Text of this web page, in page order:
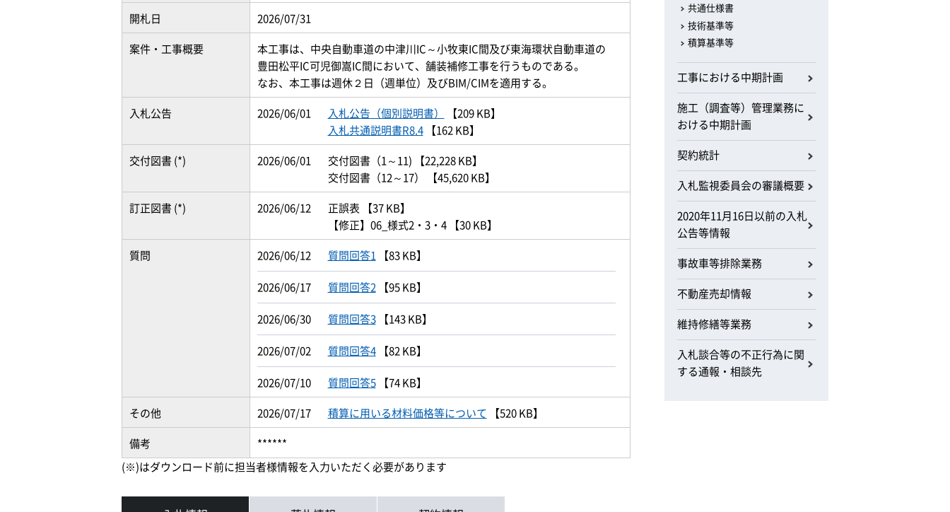
開札日
2026/07/31
案件・工事概要
本工事は、中央自動車道の中津川IC～小牧東IC間及び東海環状自動車道の
豊田松平IC可児御嵩IC間において、舗装補修工事を行うものである。
なお、本工事は週休２日（週単位）及びBIM/CIMを適用する。
入札公告
2026/06/01 入札公告（個別説明書）
【209 KB】
入札共通説明書R8.4【162 KB】
交付図書 (*)
2026/06/01 交付図書（1～11) 【22,228 KB】
交付図書（12～17）
【45,620 KB】
訂正図書 (*)
2026/06/12 正誤表 【37 KB】
【修正】06_様式2・3・4【30 KB】
質問
2026/06/12 質問回答1【83 KB】
2026/06/17 質問回答2【95 KB】
2026/06/30 質問回答3【143 KB】
2026/07/02 質問回答4【82 KB】
2026/07/10 質問回答5【74 KB】
その他
2026/07/17 積算に用いる材料価格等について 【520 KB】
備考
******
(※)はダウンロード前に担当者様情報を入力いただく必要があります
共通仕様書
技術基準等
積算基準等
工事における中期計画
施工（調査等）管理業務に
おける中期計画
契約統計
入札監視委員会の審議概要
2020年11月16日以前の入札
公告等情報
事故車等排除業務
不動産売却情報
維持修繕等業務
入札談合等の不正行為に関
する通報・相談先